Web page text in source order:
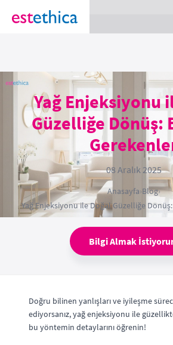
section Service {
Yağ Enjeksiyonu
Güzelliğe Dönüş:
08 Aralık 2025
Anasayfa›Blog›
Yağ Enjeksiyonu ile Doğal Güzelliğe
Bilgi Almak
Doğru bilinen yanlışları ve iyileşme
ediyorsanız, yağ enjeksiyonu ile
bu yöntemin detaylarını öğrenin!